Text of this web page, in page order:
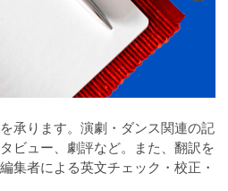
承ります。演劇・ダンス関連の記
ビュー、劇評など。また、翻訳を
集者による英文チェック・校正・